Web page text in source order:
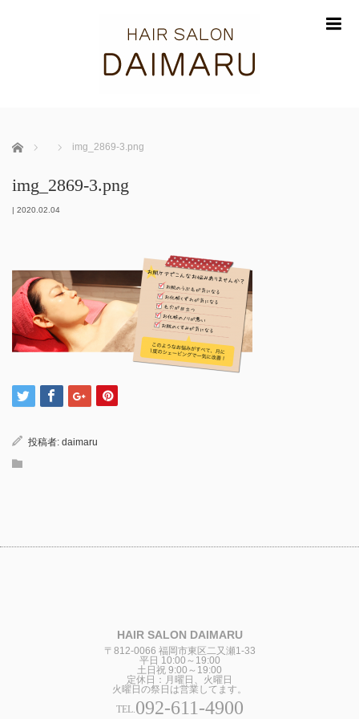
ホーム img_2869-3.png
img_2869-3.png
| 2020.02.04
投稿者: daimaru
HAIR SALON DAIMARU
〒812-0066 福岡市東区二又瀬1-33
平日 10:00～19:00
土日祝 9:00～19:00
定休日：月曜日、火曜日
火曜日の祭日は営業してます。
TEL.092-611-4900